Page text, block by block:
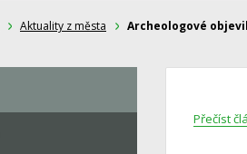
Aktuality z města Archeologové
Přečíst